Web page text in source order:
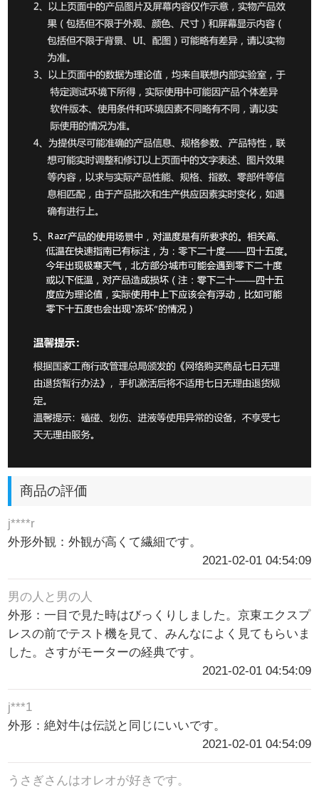
商品の評価
j****r
外形外観：外観が高くて繊細です。
2021-02-01 04:54:09
男の人と男の人
外形：一目で見た時はびっくりしました。京東エクスプ
レスの前でテスト機を見て、みんなによく見てもらいま
した。さすがモーターの経典です。
2021-02-01 04:54:09
j***1
外形：絶対牛は伝説と同じにいいです。
2021-02-01 04:54:09
うさぎさんはオレオが好きです。